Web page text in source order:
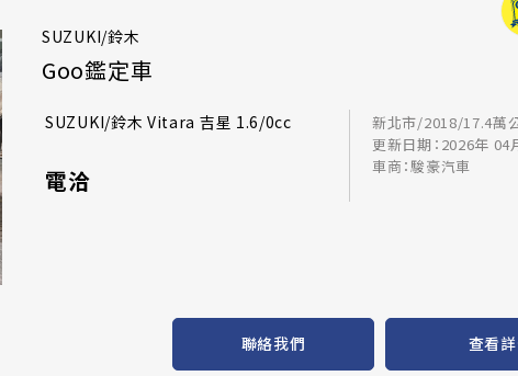
SUZUKI/鈴木
Goo鑑定車
SUZUKI/鈴木 Vitara 吉星 1.6/0cc
電洽
新北市/2018/17.4萬
更新日期：2026年 04
車商：駿豪汽車
聯絡我們 查看